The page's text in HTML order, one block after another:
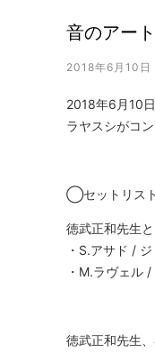
音のアー
2018年6月10日
2018年6月10
ラヤスシがコ
◯セットリスト
徳武正和先生と
・S.アサド /
・M.ラヴェル
徳武正和先生